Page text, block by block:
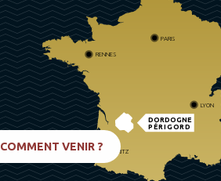
DORDOGNE
PÉRIGORD
PARIS
RENNES
LYON
BIARRITZ
COMMENT VENIR ?